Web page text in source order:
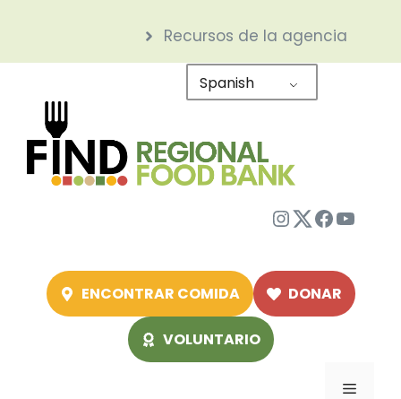
contenido
Recursos de la agencia
Spanish
Instagram
Twitter
ENCONTRAR COMIDA DONAR
VOLUNTARIO
Menú